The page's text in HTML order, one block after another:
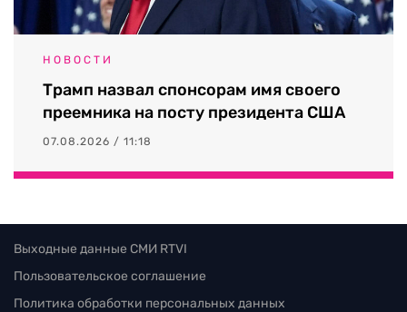
НОВОСТИ
Трамп назвал спонсорам имя своего
преемника на посту президента США
07.08.2026 / 11:18
Выходные данные СМИ RTVI
Пользовательское соглашение
Политика обработки персональных данных